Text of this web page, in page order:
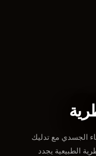
الجسدي مع تدليك
الطبيعية يجدد